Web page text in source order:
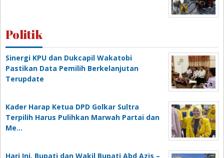
Politik
Sinergi KPU dan Dukcapil Wakatobi
Pastikan Data Pemilih Berkelanjutan
Terupdate
Kader Harap Ketua DPD Golkar Sultra
Terpilih Harus Pulihkan Marwah Partai dan
Me…
Hari Ini, Bupati dan Wakil Bupati Abd Azis –